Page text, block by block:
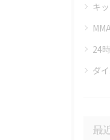
キ
24
ダ
最